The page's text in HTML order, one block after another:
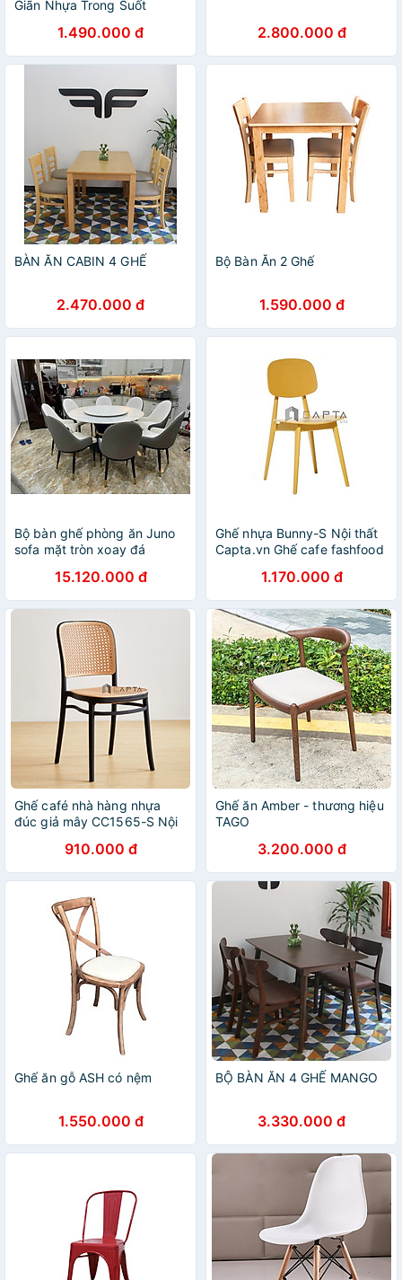
Giãn Nhựa Trong Suốt
Chrome Thời Trang / Thông
minh xếp gọn, cất gọn
1.490.000 đ 2.800.000 đ
BÀN ĂN CABIN 4 GHẾ
2.470.000 đ
Bộ Bàn Ăn 2 Ghế
1.590.000 đ
Bộ bàn ghế phòng ăn Juno
sofa mặt tròn xoay đá
15.120.000 đ
Ghế nhựa Bunny-S Nội thất
Capta.vn Ghế cafe fashfood
1.170.000 đ
Ghế café nhà hàng nhựa
đúc giả mây CC1565-S Nội
chồng cất gọn Ghế chụp
ảnh cho studio vintage
plastic chair
910.000 đ
Ghế ăn Amber - thương hiệu
TAGO
3.200.000 đ
Ghế ăn gỗ ASH có nệm
1.550.000 đ
BỘ BÀN ĂN 4 GHẾ MANGO
3.330.000 đ